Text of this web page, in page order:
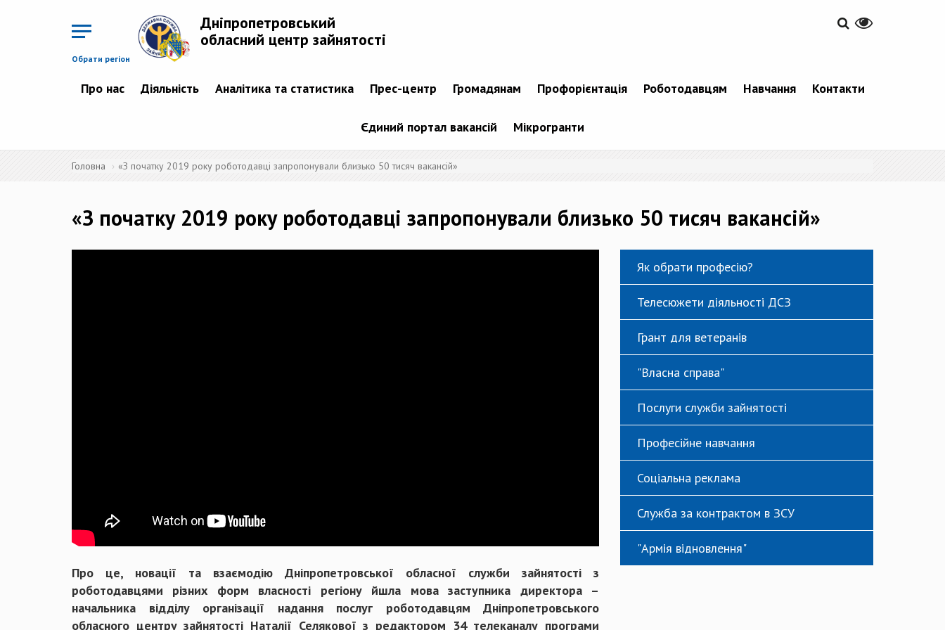
Обрати регіон
Дніпропетровський
обласний центр зайнятості
Про нас Діяльність Аналітика та статистика Прес-центр Громадянам Профорієнтація Роботодавцям Навчання Контакти
Єдиний портал вакансій Мікрогранти
Головна «З початку 2019 року роботодавці запропонували близько 50 тисяч вакансій»
«З початку 2019 року роботодавці запропонували близько 50 тисяч вакансій»
Про це, новації та взаємодію Дніпропетровської обласної служби зайнятості з
роботодавцями різних форм власності регіону йшла мова заступника директора –
начальника відділу організації надання послуг роботодавцям Дніпропетровського
обласного центру зайнятості Наталії Селякової з редактором 34 телеканалу програми
Як обрати професію?
Телесюжети діяльності ДСЗ
Грант для ветеранів
"Власна справа"
Послуги служби зайнятості
Професійне навчання
Соціальна реклама
Служба за контрактом в ЗСУ
"Армія відновлення"